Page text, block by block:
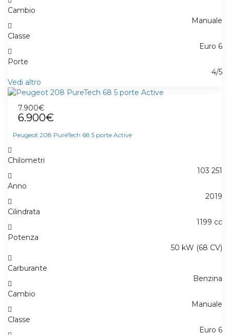
Cambio
Manuale
Classe
Euro 6
Porte
4/5
Vedi altro
7.900€
6.900€
Peugeot 208 PureTech 68 5 porte Active
Chilometri
103 251
Anno
2019
Cilindrata
1199 cc
Potenza
50 kW (68 CV)
Carburante
Benzina
Cambio
Manuale
Classe
Euro 6